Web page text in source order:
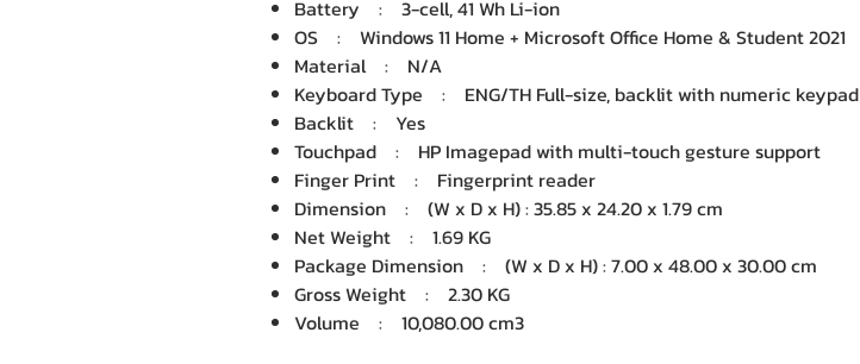
Battery : 3-cell, 41 Wh Li-ion
OS : Windows 11 Home + Microsoft Office Home & Student 2021
Material : N/A
Keyboard Type : ENG/TH Full-size, backlit with numeric keypad
Backlit : Yes
Touchpad : HP Imagepad with multi-touch gesture support
Finger Print : Fingerprint reader
Dimension : (W x D x H) : 35.85 x 24.20 x 1.79 cm
Net Weight : 1.69 KG
Package Dimension : (W x D x H) : 7.00 x 48.00 x 30.00 cm
Gross Weight : 2.30 KG
Volume : 10,080.00 cm3